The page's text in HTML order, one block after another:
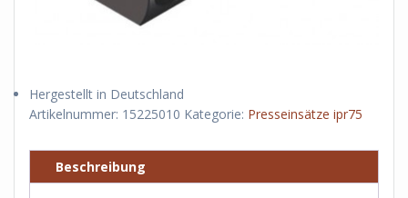
Hergestellt in Deutschland
Artikelnummer: 15225010 Kategorie: Presseinsätze ipr75
Beschreibung